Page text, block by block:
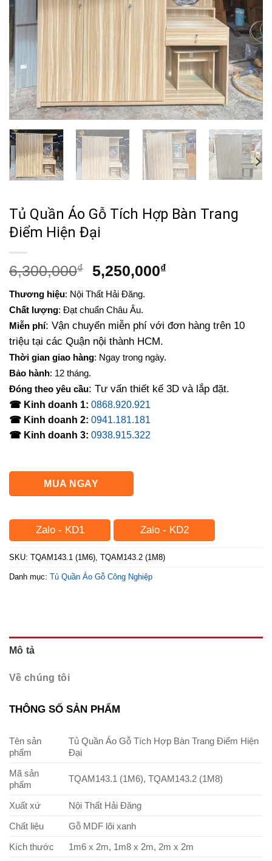
Tủ Quần Áo Gỗ Tích Hợp Bàn Trang
Điểm Hiện Đại
6,300,000₫
Giá
là:
6,300,000₫.
5,250,000₫Giá
5,250,000₫.
Thương hiệu: Nội Thất Hải Đăng.
Chất lượng: Đạt chuẩn Châu Âu.
Miễn phí: Vận chuyển miễn phí với đơn hàng trên 10
triệu tại các Quận nội thành HCM.
Thời gian giao hàng: Ngay trong ngày.
Bảo hành: 12 tháng.
Đóng theo yêu cầu: Tư vấn thiết kế 3D và lắp đặt.
☎ Kinh doanh 1: 0868.920.921
☎ Kinh doanh 2: 0941.181.181
☎ Kinh doanh 3: 0938.915.322
MUA NGAY
Zalo - KD1 Zalo - KD2
SKU: TQAM143.1 (1M6), TQAM143.2 (1M8)
Danh mục: Tủ Quần Áo Gỗ Công Nghiệp
Mô tả
Về chúng tôi
THÔNG SỐ SẢN PHẨM
Tên sản
phẩm
Tủ Quần Áo Gỗ Tích Hợp Bàn Trang Điểm Hiện
Đại
Mã sản
phẩm
TQAM143.1 (1M6), TQAM143.2 (1M8)
Xuất xứ
Nội Thất Hải Đăng
Chất liệu
Gỗ MDF lõi xanh
Kích thước
1m6 x 2m, 1m8 x 2m, 2m x 2m